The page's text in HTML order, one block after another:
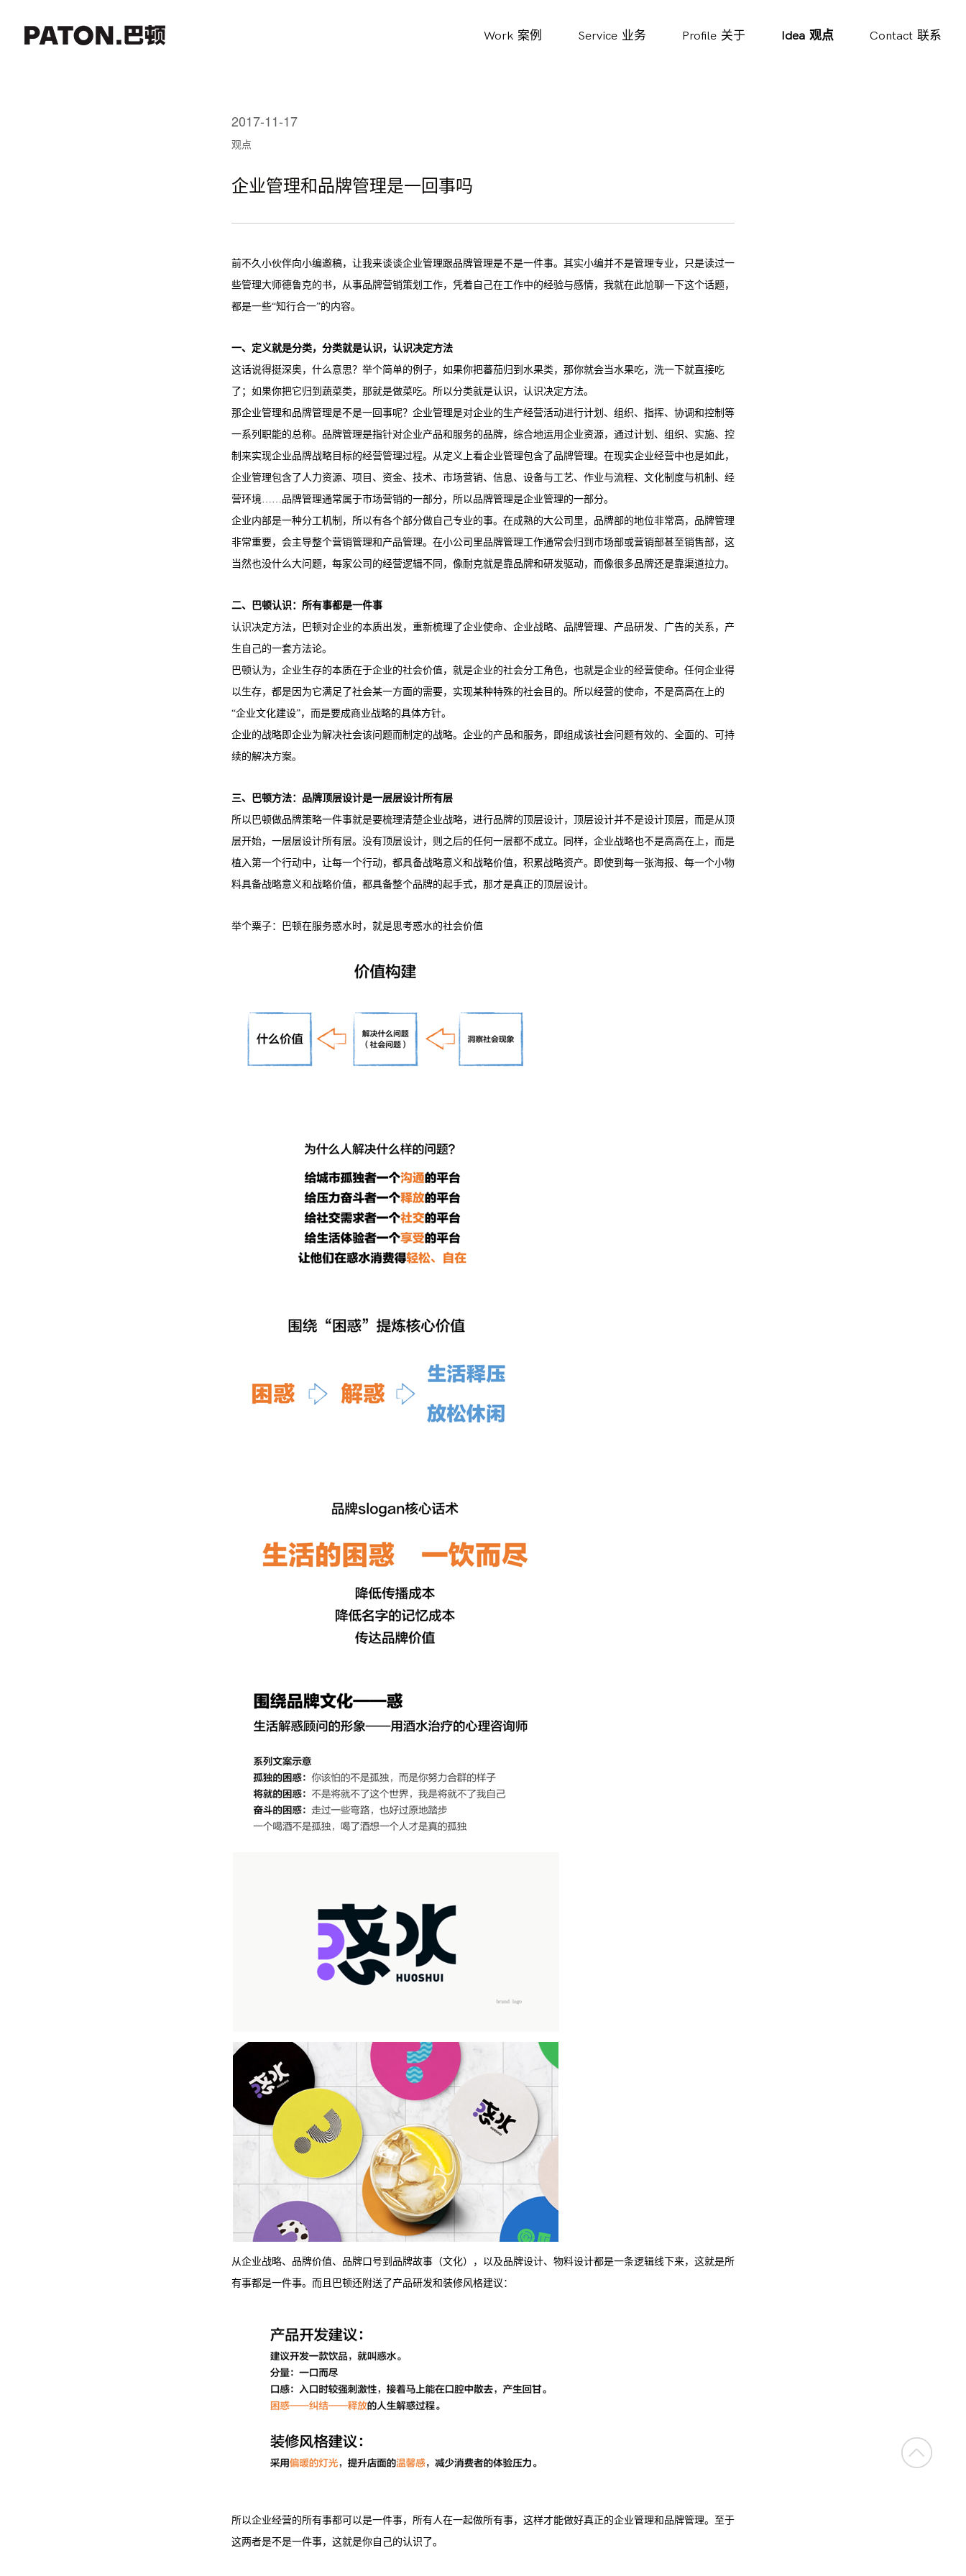
Work 案例 Service 业务 Profile 关于 Idea 观点 Contact 联系
2017-11-17
观点
企业管理和品牌管理是一回事吗
前不久小伙伴向小编邀稿，让我来谈谈企业管理跟品牌管理是不是一件事。其实小编并不是管理专业，只是读过一
些管理大师德鲁克的书，从事品牌营销策划工作，凭着自己在工作中的经验与感情，我就在此尬聊一下这个话题，
都是一些“知行合一”的内容。
一、定义就是分类，分类就是认识，认识决定方法
这话说得挺深奥，什么意思？举个简单的例子，如果你把蕃茄归到水果类，那你就会当水果吃，洗一下就直接吃
了；如果你把它归到蔬菜类，那就是做菜吃。所以分类就是认识，认识决定方法。
那企业管理和品牌管理是不是一回事呢？企业管理是对企业的生产经营活动进行计划、组织、指挥、协调和控制等
一系列职能的总称。品牌管理是指针对企业产品和服务的品牌，综合地运用企业资源，通过计划、组织、实施、控
制来实现企业品牌战略目标的经营管理过程。从定义上看企业管理包含了品牌管理。在现实企业经营中也是如此，
企业管理包含了人力资源、项目、资金、技术、市场营销、信息、设备与工艺、作业与流程、文化制度与机制、经
营环境……品牌管理通常属于市场营销的一部分，所以品牌管理是企业管理的一部分。
企业内部是一种分工机制，所以有各个部分做自己专业的事。在成熟的大公司里，品牌部的地位非常高，品牌管理
非常重要，会主导整个营销管理和产品管理。在小公司里品牌管理工作通常会归到市场部或营销部甚至销售部，这
当然也没什么大问题，每家公司的经营逻辑不同，像耐克就是靠品牌和研发驱动，而像很多品牌还是靠渠道拉力。
二、巴顿认识：所有事都是一件事
认识决定方法，巴顿对企业的本质出发，重新梳理了企业使命、企业战略、品牌管理、产品研发、广告的关系，产
生自己的一套方法论。
巴顿认为，企业生存的本质在于企业的社会价值，就是企业的社会分工角色，也就是企业的经营使命。任何企业得
以生存，都是因为它满足了社会某一方面的需要，实现某种特殊的社会目的。所以经营的使命，不是高高在上的
“企业文化建设”，而是要成商业战略的具体方针。
企业的战略即企业为解决社会该问题而制定的战略。企业的产品和服务，即组成该社会问题有效的、全面的、可持
续的解决方案。
三、巴顿方法：品牌顶层设计是一层层设计所有层
所以巴顿做品牌策略一件事就是要梳理清楚企业战略，进行品牌的顶层设计，顶层设计并不是设计顶层，而是从顶
层开始，一层层设计所有层。没有顶层设计，则之后的任何一层都不成立。同样，企业战略也不是高高在上，而是
植入第一个行动中，让每一个行动，都具备战略意义和战略价值，积累战略资产。即使到每一张海报、每一个小物
料具备战略意义和战略价值，都具备整个品牌的起手式，那才是真正的顶层设计。
举个粟子：巴顿在服务惑水时，就是思考惑水的社会价值
从企业战略、品牌价值、品牌口号到品牌故事（文化），以及品牌设计、物料设计都是一条逻辑线下来，这就是所
有事都是一件事。而且巴顿还附送了产品研发和装修风格建议：
所以企业经营的所有事都可以是一件事，所有人在一起做所有事，这样才能做好真正的企业管理和品牌管理。至于
这两者是不是一件事，这就是你自己的认识了。